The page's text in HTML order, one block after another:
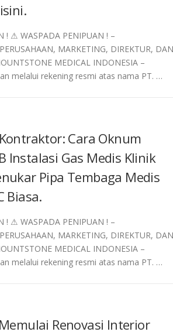
! ⚠︎ WASPADA PENIPUAN ! –
MARKETING, DIREKTUR, DAN
MEDICAL INDONESIA –
melalui rekening resmi atas nama PT. …
Cara Oknum
Instalasi Gas Medis Klinik
Pipa Tembaga Medis
Biasa.
! ⚠︎ WASPADA PENIPUAN ! –
MARKETING, DIREKTUR, DAN
MEDICAL INDONESIA –
melalui rekening resmi atas nama PT. …
Renovasi Interior